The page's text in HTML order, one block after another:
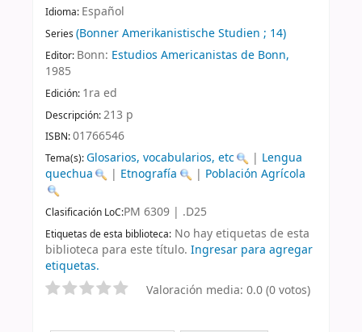
Idioma: Español
Series (Bonner Amerikanistische Studien ; 14)
Editor: Bonn: Estudios Americanistas de Bonn,
1985
Edición: 1ra ed
Descripción:213 p
ISBN:01766546
Tema(s):Glosarios, vocabularios, etc | Lengua
quechua
| Etnografía | Población Agrícola
Clasificación LoC:PM 6309 | .D25
Etiquetas de esta biblioteca: No hay etiquetas de esta
biblioteca para este título. Ingresar para agregar
etiquetas.
Valoración media: 0.0 (0 votos)